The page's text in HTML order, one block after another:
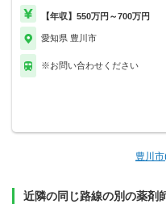
【年収】550万円～700万円
愛知県 豊川市
※お問い合わせください
豊川
近隣の同じ路線の別の薬剤